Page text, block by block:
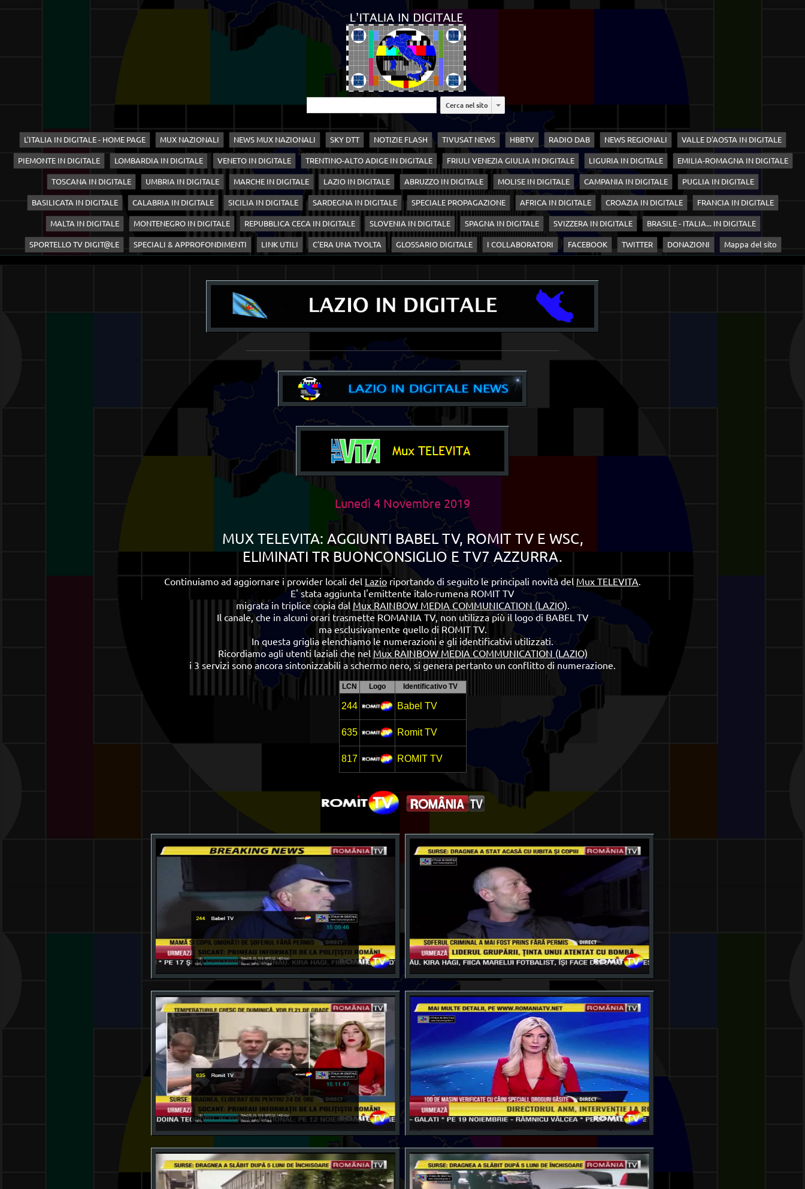
Cerca nel sito
L'ITALIA IN DIGITALE - HOME PAGE MUX NAZIONALI NEWS MUX NAZIONALI SKY DTT NOTIZIE FLASH TIVUSAT NEWS HBBTV RADIO DAB NEWS REGIONALI VALLE D'AOSTA IN DIGITALE
PIEMONTE IN DIGITALE LOMBARDIA IN DIGITALE VENETO IN DIGITALE TRENTINO-ALTO ADIGE IN DIGITALE FRIULI VENEZIA GIULIA IN DIGITALE LIGURIA IN DIGITALE EMILIA-ROMAGNA IN DIGITALE
TOSCANA IN DIGITALE UMBRIA IN DIGITALE MARCHE IN DIGITALE LAZIO IN DIGITALE ABRUZZO IN DIGITALE MOLISE IN DIGITALE CAMPANIA IN DIGITALE PUGLIA IN DIGITALE
BASILICATA IN DIGITALE CALABRIA IN DIGITALE SICILIA IN DIGITALE SARDEGNA IN DIGITALE SPECIALE PROPAGAZIONE AFRICA IN DIGITALE CROAZIA IN DIGITALE FRANCIA IN DIGITALE
MALTA IN DIGITALE MONTENEGRO IN DIGITALE REPUBBLICA CECA IN DIGITALE SLOVENIA IN DIGITALE SPAGNA IN DIGITALE SVIZZERA IN DIGITALE BRASILE - ITALIA... IN DIGITALE
SPORTELLO TV DIGIT@LE SPECIALI & APPROFONDIMENTI LINK UTILI C'ERA UNA TVOLTA GLOSSARIO DIGITALE I COLLABORATORI FACEBOOK TWITTER DONAZIONI Mappa del sito
_______________________________________________________________________________________
Lunedì 4 Novembre 2019
MUX TELEVITA: AGGIUNTI BABEL TV, ROMIT TV E WSC,
ELIMINATI TR BUONCONSIGLIO E TV7 AZZURRA.
Continuiamo ad aggiornare i provider locali del Lazio riportando di seguito le principali novità del Mux TELEVITA.
E' stata aggiunta l'emittente italo-rumena ROMIT TV
migrata in triplice copia dal Mux RAINBOW MEDIA COMMUNICATION (LAZIO).
Il canale, che in alcuni orari trasmette ROMANIA TV, non utilizza più il logo di BABEL TV
ma esclusivamente quello di ROMIT TV.
In questa griglia elenchiamo le numerazioni e gli identificativi utilizzati.
Ricordiamo agli utenti laziali che nel Mux RAINBOW MEDIA COMMUNICATION (LAZIO)
i 3 servizi sono ancora sintonizzabili a schermo nero, si genera pertanto un conflitto di numerazione.
LCN Logo Identificativo TV
244 Babel TV
635 Romit TV
817 ROMIT TV